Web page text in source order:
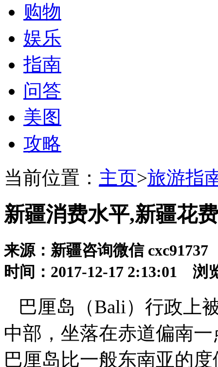
购物
娱乐
指南
问答
美图
攻略
当前位置： 主页>旅游指
新疆消费水平,新疆花
来源：新疆咨询微信
时间：2017-12-17 2:13:01 浏
巴厘岛（Bali）行政上
中部，坐落在赤道偏南
巴厘岛比一般东南亚的